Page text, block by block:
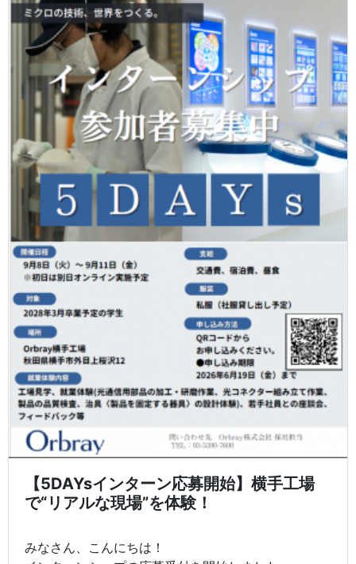
【5DAYsインターン応募開始】横手工場
で“リアルな現場”を体験！
みなさん、こんにちは！